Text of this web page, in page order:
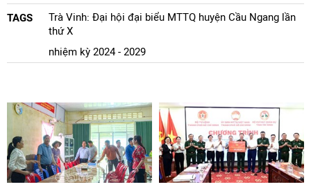
TAGS
Trà Vinh: Đại hội đại biểu MTTQ huyện Cầu Ngang lần
thứ X
nhiệm kỳ 2024 - 2029